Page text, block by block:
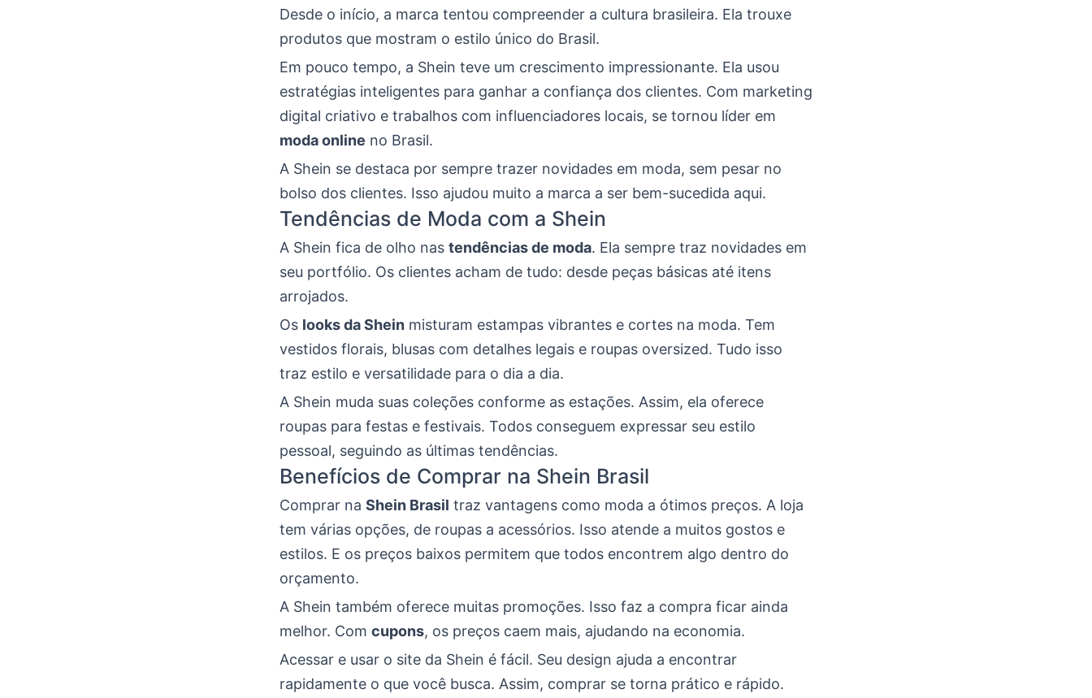
Desde o início, a marca tentou compreender a cultura brasileira. Ela trouxe
produtos que mostram o estilo único do Brasil.
Em pouco tempo, a Shein teve um crescimento impressionante. Ela usou
estratégias inteligentes para ganhar a confiança dos clientes. Com marketing
digital criativo e trabalhos com influenciadores locais, se tornou líder em
moda online no Brasil.
A Shein se destaca por sempre trazer novidades em moda, sem pesar no
bolso dos clientes. Isso ajudou muito a marca a ser bem-sucedida aqui.
Tendências de Moda com a Shein
A Shein fica de olho nas tendências de moda. Ela sempre traz novidades em
seu portfólio. Os clientes acham de tudo: desde peças básicas até itens
arrojados.
Os looks da Shein misturam estampas vibrantes e cortes na moda. Tem
vestidos florais, blusas com detalhes legais e roupas oversized. Tudo isso
traz estilo e versatilidade para o dia a dia.
A Shein muda suas coleções conforme as estações. Assim, ela oferece
roupas para festas e festivais. Todos conseguem expressar seu estilo
pessoal, seguindo as últimas tendências.
Benefícios de Comprar na Shein Brasil
Comprar na Shein Brasil traz vantagens como moda a ótimos preços. A loja
tem várias opções, de roupas a acessórios. Isso atende a muitos gostos e
estilos. E os preços baixos permitem que todos encontrem algo dentro do
orçamento.
A Shein também oferece muitas promoções. Isso faz a compra ficar ainda
melhor. Com cupons, os preços caem mais, ajudando na economia.
Acessar e usar o site da Shein é fácil. Seu design ajuda a encontrar
rapidamente o que você busca. Assim, comprar se torna prático e rápido.